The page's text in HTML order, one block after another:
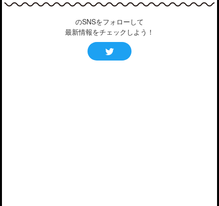
のSNSをフォローして
最新情報をチェックしよう！